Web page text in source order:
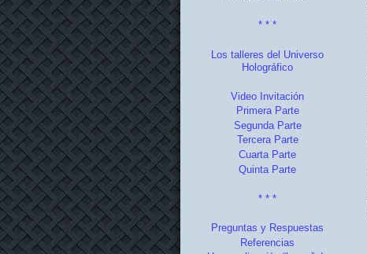
* * *
Los talleres del Universo
Holográfico
Video Invitación
Primera Parte
Segunda Parte
Tercera Parte
Cuarta Parte
Quinta Parte
* * *
Preguntas y Respuestas
Referencias